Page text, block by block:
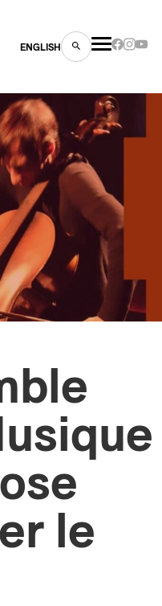
ENGLISH
le